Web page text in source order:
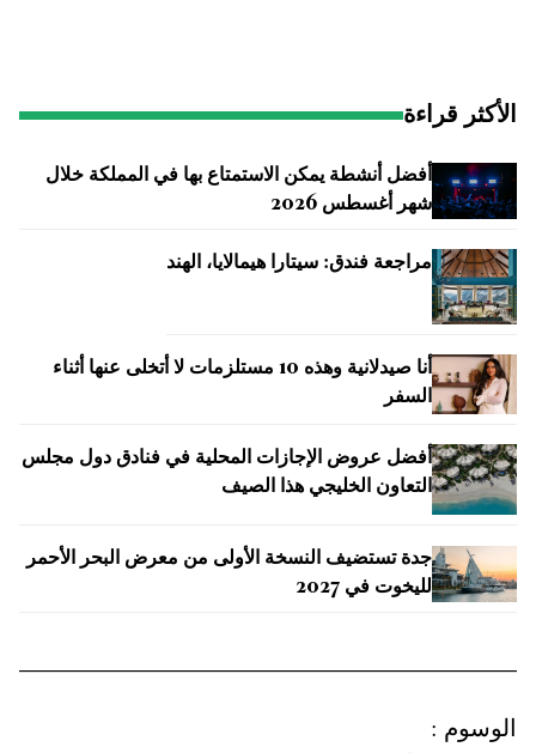
الأكثر قراءة
أفضل أنشطة يمكن الاستمتاع بها في المملكة خلال
شهر أغسطس 2026
مراجعة فندق: سيتارا هيمالايا، الهند
أنا صيدلانية وهذه 10 مستلزمات لا أتخلى عنها أثناء
السفر
أفضل عروض الإجازات المحلية في فنادق دول مجلس
التعاون الخليجي هذا الصيف
جدة تستضيف النسخة الأولى من معرض البحر الأحمر
لليخوت في 2027
الوسوم :